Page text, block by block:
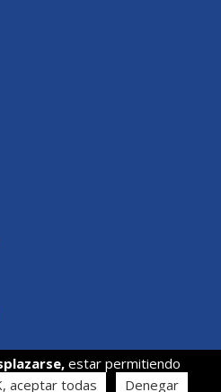
privacidad
estar permitiendo
aceptar todas Denegar